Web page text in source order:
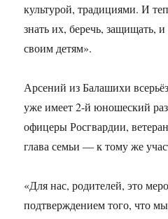
культурой, традициями. И
знать их, беречь, защищать,
своим детям».
Арсений из Балашихи
уже имеет 2-й юношеский
офицеры Росгвардии,
глава семьи — к тому же
«Для нас, родителей, это
подтверждением того, что